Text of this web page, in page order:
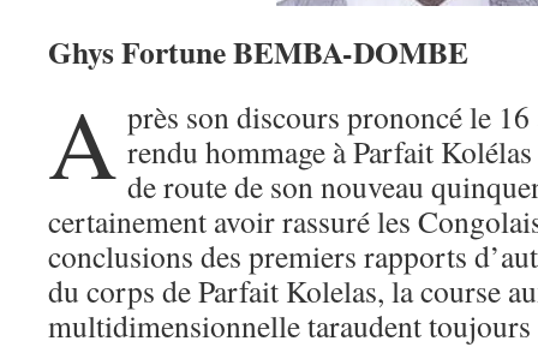
Ghys Fortune BEMBA-DOMBE
A près son discours prononcé le
rendu hommage à Parfait
de route de son nouveau
certainement avoir rassuré les
conclusions des premiers rapports
du corps de Parfait Kolelas, la course
multidimensionnelle taraudent